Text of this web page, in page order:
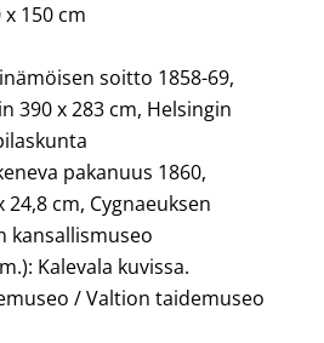
150 cm
soitto 1858-69,
390 x 283 cm, Helsingin
pakanuus 1860,
24,8 cm, Cygnaeuksen
kansallismuseo
Kalevala kuvissa.
/ Valtion taidemuseo